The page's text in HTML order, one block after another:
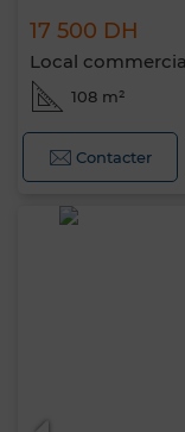
17 500 DH
Local
108 m²
Contacter